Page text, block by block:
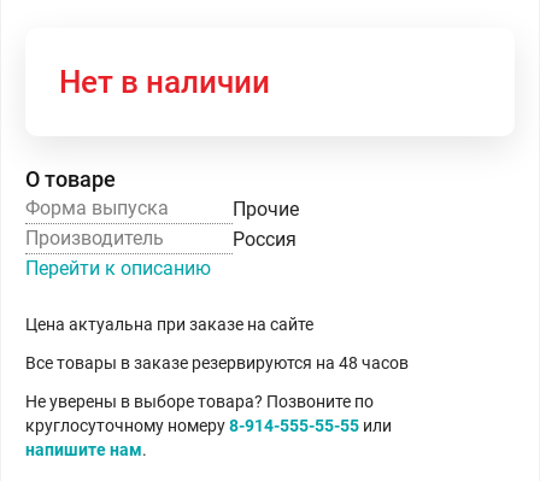
Нет в наличии
О товаре
Форма выпуска
Прочие
Производитель
Россия
Перейти к описанию
Цена актуальна при заказе на сайте
Все товары в заказе резервируются на 48 часов
Не уверены в выборе товара? Позвоните по
круглосуточному номеру8-914-555-55-55 или
напишите нам.